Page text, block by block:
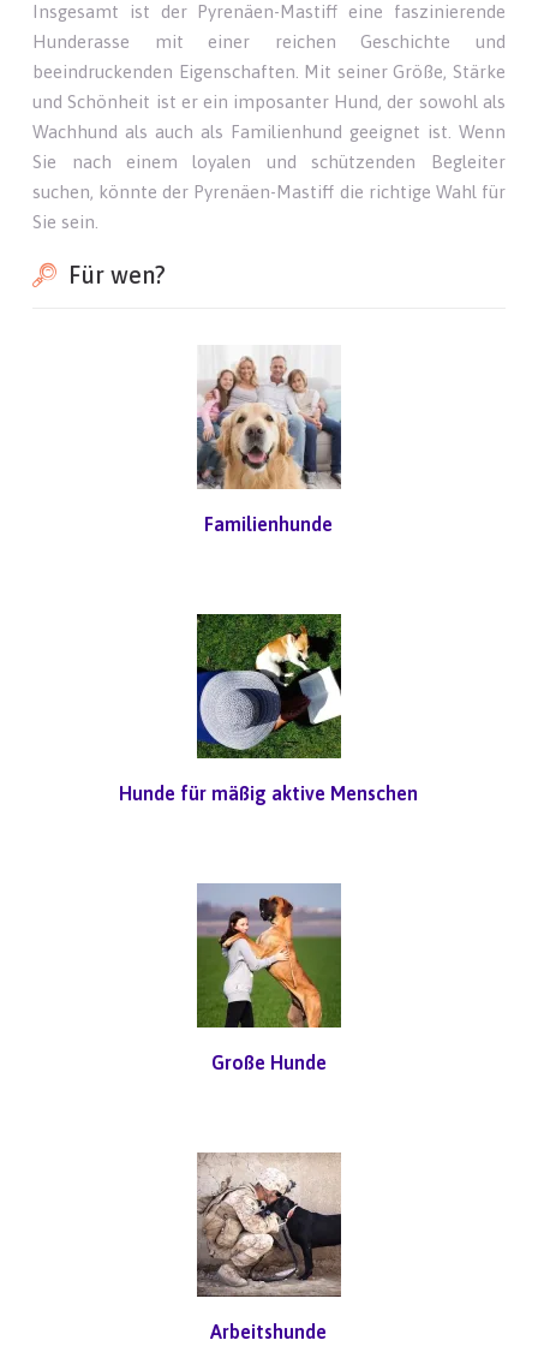
Insgesamt ist der Pyrenäen-Mastiff eine faszinierende
Hunderasse mit einer reichen Geschichte und
beeindruckenden Eigenschaften. Mit seiner Größe, Stärke
und Schönheit ist er ein imposanter Hund, der sowohl als
Wachhund als auch als Familienhund geeignet ist. Wenn
Sie nach einem loyalen und schützenden Begleiter
suchen, könnte der Pyrenäen-Mastiff die richtige Wahl für
Sie sein.
Für wen?
Familienhunde
Hunde für mäßig aktive Menschen
Große Hunde
Arbeitshunde